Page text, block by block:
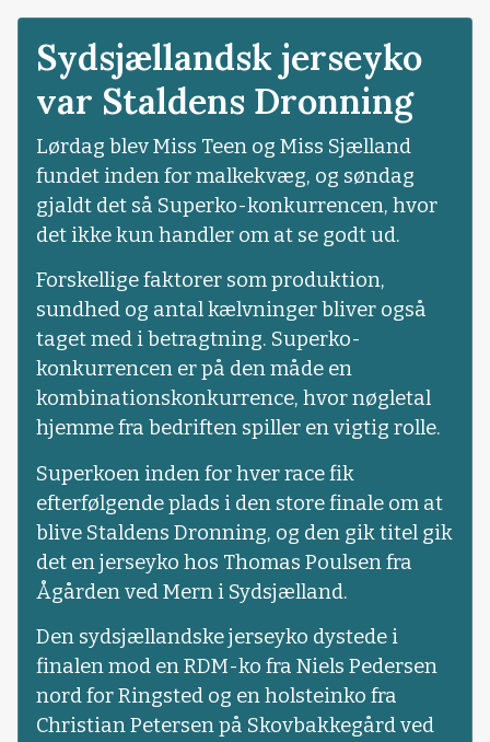
Sydsjællandsk jerseyko
var Staldens Dronning
Lørdag blev Miss Teen og Miss Sjælland
fundet inden for malkekvæg, og søndag
gjaldt det så Superko-konkurrencen, hvor
det ikke kun handler om at se godt ud.
Forskellige faktorer som produktion,
sundhed og antal kælvninger bliver også
taget med i betragtning. Superko-
konkurrencen er på den måde en
kombinationskonkurrence, hvor nøgletal
hjemme fra bedriften spiller en vigtig rolle.
Superkoen inden for hver race fik
efterfølgende plads i den store finale om at
blive Staldens Dronning, og den gik titel gik
det en jerseyko hos Thomas Poulsen fra
Ågården ved Mern i Sydsjælland.
Den sydsjællandske jerseyko dystede i
finalen mod en RDM-ko fra Niels Pedersen
nord for Ringsted og en holsteinko fra
Christian Petersen på Skovbakkegård ved